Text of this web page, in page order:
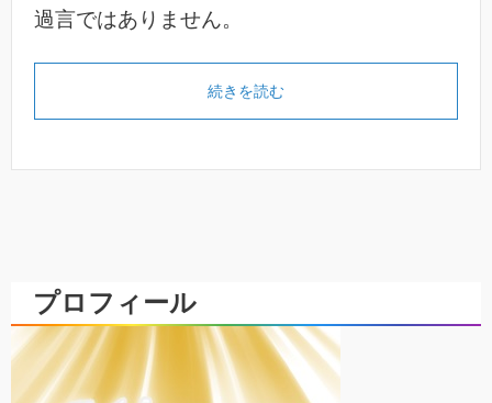
過言ではありません。
続きを読む
プロフィール